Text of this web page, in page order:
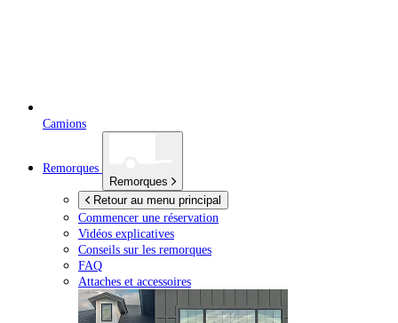
Camions
Remorques
Remorques
Retour au menu principal
Commencer une réservation
Vidéos explicatives
Conseils sur les remorques
FAQ
Attaches et accessoires